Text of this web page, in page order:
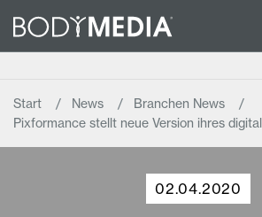
Start News
Branchen News
Pixformance stellt neue Version ihres
02.04.2020